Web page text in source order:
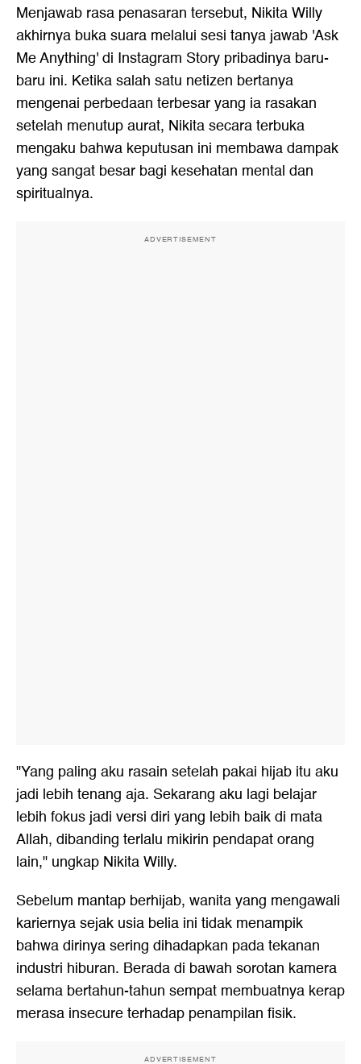
Menjawab rasa penasaran tersebut, Nikita Willy
akhirnya buka suara melalui sesi tanya jawab 'Ask
Me Anything' di Instagram Story pribadinya baru-
baru ini. Ketika salah satu netizen bertanya
mengenai perbedaan terbesar yang ia rasakan
setelah menutup aurat, Nikita secara terbuka
mengaku bahwa keputusan ini membawa dampak
yang sangat besar bagi kesehatan mental dan
spiritualnya.
ADVERTISEMENT
"Yang paling aku rasain setelah pakai hijab itu aku
jadi lebih tenang aja. Sekarang aku lagi belajar
lebih fokus jadi versi diri yang lebih baik di mata
Allah, dibanding terlalu mikirin pendapat orang
lain," ungkap Nikita Willy.
Sebelum mantap berhijab, wanita yang mengawali
kariernya sejak usia belia ini tidak menampik
bahwa dirinya sering dihadapkan pada tekanan
industri hiburan. Berada di bawah sorotan kamera
selama bertahun-tahun sempat membuatnya kerap
merasa insecure terhadap penampilan fisik.
ADVERTISEMENT